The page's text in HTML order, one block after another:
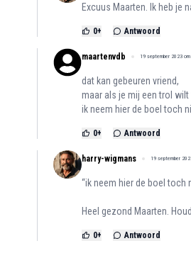
Excuus Maarten. Ik heb je
0+ Antwoord
maartenvdb 19 september 2023
dat kan gebeuren vriend,
maar als je mij een trol wilt
ik neem hier de boel toch
0+ Antwoord
harry-wigmans 19 september
“ik neem hier de boel toch
Heel gezond Maarten.
0+ Antwoord